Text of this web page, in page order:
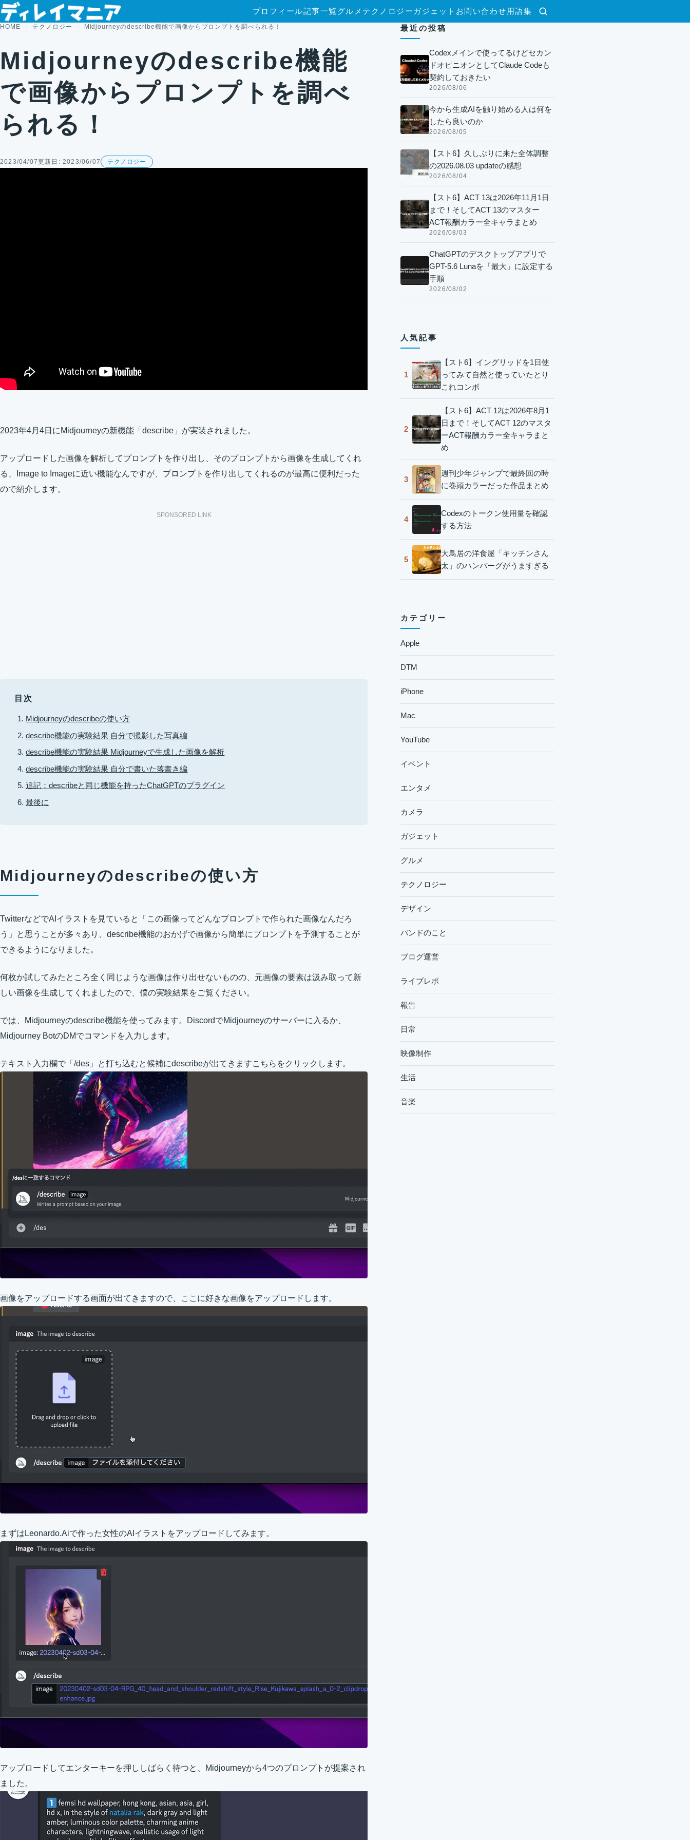
コンテンツへスキップ
検索
プロフィール記事一覧グルメ テクノロジー ガジェット お問い合わせ 用語集
HOME テクノロジー Midjourneyのdescribe機能で画像からプロンプトを調べられる！
Midjourneyのdescribe機能
で画像からプロンプトを調べ
られる！
2023/04/07更新日: 2023/06/07 テクノロジー
2023年4月4日にMidjourneyの新機能「describe」が実装されました。
アップロードした画像を解析してプロンプトを作り出し、そのプロンプトから画像を生成してくれ
る、Image to Imageに近い機能なんですが、プロンプトを作り出してくれるのが最高に便利だった
ので紹介します。
SPONSORED LINK
目次
Midjourneyのdescribeの使い方
describe機能の実験結果 自分で撮影した写真編
describe機能の実験結果 Midjourneyで生成した画像を解析
describe機能の実験結果 自分で書いた落書き編
追記：describeと同じ機能を持ったChatGPTのプラグイン
最後に
Midjourneyのdescribeの使い方
TwitterなどでAIイラストを見ていると「この画像ってどんなプロンプトで作られた画像なんだろ
う」と思うことが多々あり、describe機能のおかげで画像から簡単にプロンプトを予測することが
できるようになりました。
何枚か試してみたところ全く同じような画像は作り出せないものの、元画像の要素は汲み取って新
しい画像を生成してくれましたので、僕の実験結果をご覧ください。
では、Midjourneyのdescribe機能を使ってみます。DiscordでMidjourneyのサーバーに入るか、
Midjourney BotのDMでコマンドを入力します。
テキスト入力欄で「/des」と打ち込むと候補にdescribeが出てきますこちらをクリックします。
画像をアップロードする画面が出てきますので、ここに好きな画像をアップロードします。
まずはLeonardo.Aiで作った女性のAIイラストをアップロードしてみます。
アップロードしてエンターキーを押ししばらく待つと、Midjourneyから4つのプロンプトが提案され
ました。
最近の投稿
Codexメインで使ってるけどセカン
ドオピニオンとしてClaude Codeも
契約しておきたい
2026/08/06
今から生成AIを触り始める人は何を
したら良いのか
2026/08/05
【スト6】久しぶりに来た全体調整
の2026.08.03 updateの感想
2026/08/04
【スト6】ACT 13は2026年11月1日
まで！そしてACT 13のマスター
ACT報酬カラー全キャラまとめ
2026/08/03
ChatGPTのデスクトップアプリで
GPT-5.6 Lunaを「最大」に設定する
手順
2026/08/02
人気記事
1
【スト6】イングリッドを1日使
ってみて自然と使っていたとり
これコンボ
2
【スト6】ACT 12は2026年8月1
日まで！そしてACT 12のマスタ
ーACT報酬カラー全キャラまと
め
3
週刊少年ジャンプで最終回の時
に巻頭カラーだった作品まとめ
4
Codexのトークン使用量を確認
する方法
5
大鳥居の洋食屋「キッチンさん
太」のハンバーグがうますぎる
カテゴリー
Apple
DTM
iPhone
Mac
YouTube
イベント
エンタメ
カメラ
ガジェット
グルメ
テクノロジー
デザイン
バンドのこと
ブログ運営
ライブレポ
報告
日常
映像制作
生活
音楽